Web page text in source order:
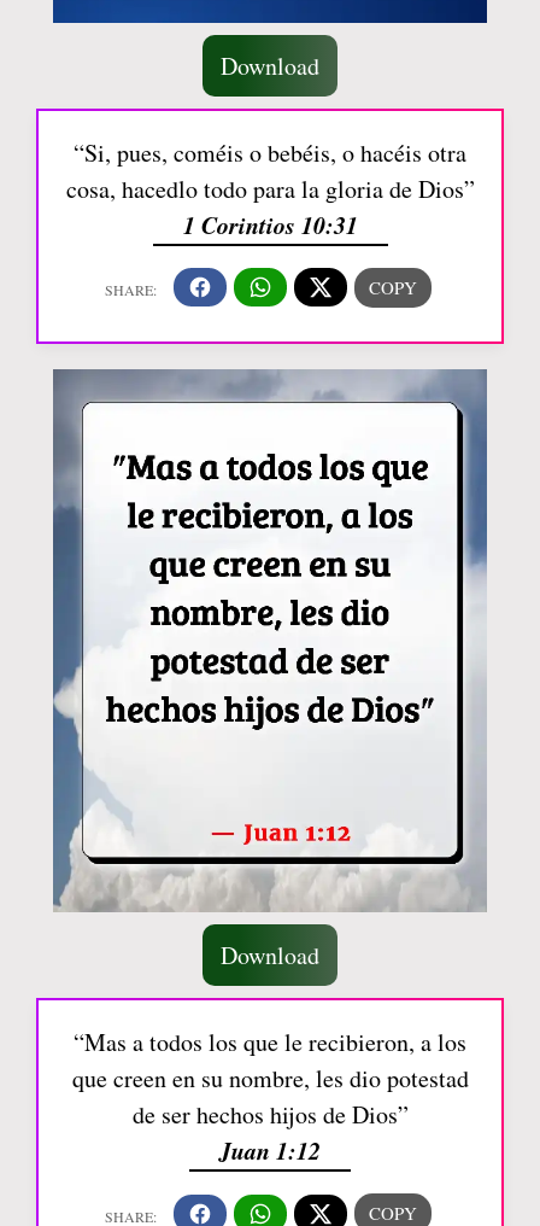
Download
“Si, pues, coméis o bebéis, o hacéis otra
cosa, hacedlo todo para la gloria de Dios”
1 Corintios 10:31
Download
“Mas a todos los que le recibieron, a los
que creen en su nombre, les dio potestad
de ser hechos hijos de Dios”
Juan 1:12